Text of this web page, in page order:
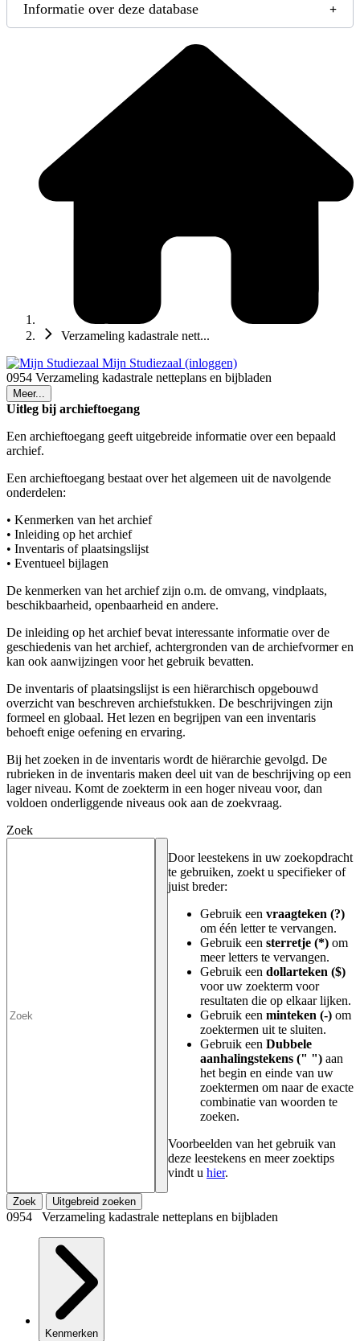
Informatie over deze database
Verzameling kadastrale nett...
Mijn Studiezaal (inloggen)
0954 Verzameling kadastrale netteplans en bijbladen
Meer...
Uitleg bij archieftoegang
Een archieftoegang geeft uitgebreide informatie over een bepaald
archief.
Een archieftoegang bestaat over het algemeen uit de navolgende
onderdelen:
• Kenmerken van het archief
• Inleiding op het archief
• Inventaris of plaatsingslijst
• Eventueel bijlagen
De kenmerken van het archief zijn o.m. de omvang, vindplaats,
beschikbaarheid, openbaarheid en andere.
De inleiding op het archief bevat interessante informatie over de
geschiedenis van het archief, achtergronden van de archiefvormer en
kan ook aanwijzingen voor het gebruik bevatten.
De inventaris of plaatsingslijst is een hiërarchisch opgebouwd
overzicht van beschreven archiefstukken. De beschrijvingen zijn
formeel en globaal. Het lezen en begrijpen van een inventaris
behoeft enige oefening en ervaring.
Bij het zoeken in de inventaris wordt de hiërarchie gevolgd. De
rubrieken in de inventaris maken deel uit van de beschrijving op een
lager niveau. Komt de zoekterm in een hoger niveau voor, dan
voldoen onderliggende niveaus ook aan de zoekvraag.
Zoek
Door leestekens in uw zoekopdracht
te gebruiken, zoekt u specifieker of
juist breder:
Gebruik een vraagteken (?)
om één letter te vervangen.
Gebruik een sterretje (*) om
meer letters te vervangen.
Gebruik een dollarteken ($)
voor uw zoekterm voor
resultaten die op elkaar lijken.
Gebruik een minteken (-) om
zoektermen uit te sluiten.
Gebruik een Dubbele
aanhalingstekens (" ") aan
het begin en einde van uw
zoektermen om naar de exacte
combinatie van woorden te
zoeken.
Voorbeelden van het gebruik van
deze leestekens en meer zoektips
vindt u hier.
Zoek Uitgebreid zoeken
0954 Verzameling kadastrale netteplans en bijbladen
Kenmerken